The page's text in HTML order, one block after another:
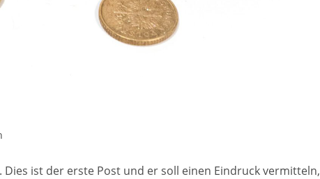
ist der erste Post und er soll einen Eindruck vermitteln,